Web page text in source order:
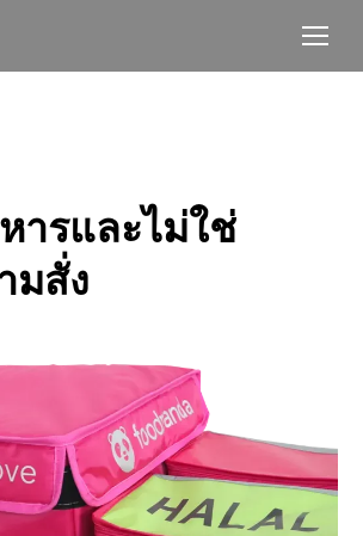
ารและไม่ใช่
มสั่ง